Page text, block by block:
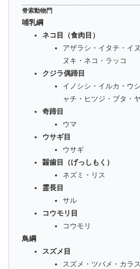
脊索動物門
哺乳綱
ネコ目（食肉目）
アザラシ・イタチ・イ
ヌキ・ネコ・ラッコ
クジラ偶蹄目
イノシシ・イルカ・ウ
ャチ・ヒツジ・ブタ・
奇蹄目
ウマ
ウサギ目
ウサギ
齧歯目（げっしもく）
ネズミ・リス
霊長目
サル
コウモリ目
コウモリ
鳥綱
スズメ目
スズメ・ツバメ・カラス